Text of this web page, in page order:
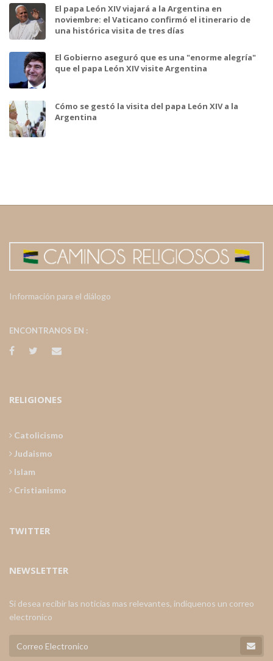
El papa León XIV viajará a la Argentina en
noviembre: el Vaticano confirmó el itinerario de
una histórica visita de tres días
El Gobierno aseguró que es una "enorme alegría"
que el papa León XIV visite Argentina
Cómo se gestó la visita del papa León XIV a la
Argentina
Información para el diálogo
ENCONTRANOS EN :
RELIGIONES
Catolicismo
Judaismo
Islam
Cristianismo
TWITTER
NEWSLETTER
Si desea recibir las noticias mas relevantes, indiquenos un correo
electronico